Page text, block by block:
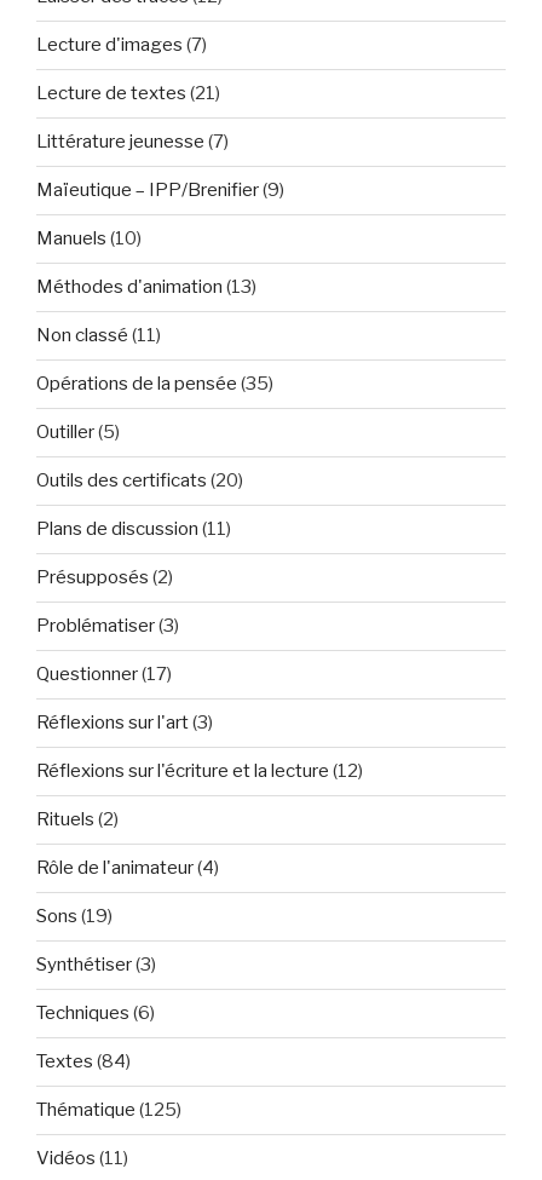
Lecture d'images (7)
Lecture de textes (21)
Littérature jeunesse (7)
Maïeutique – IPP/Brenifier(9)
Manuels (10)
Méthodes d'animation (13)
Non classé (11)
Opérations de la pensée (35)
Outiller(5)
Outils des certificats (20)
Plans de discussion (11)
Présupposés (2)
Problématiser(3)
Questionner(17)
Réflexions sur l'art(3)
Réflexions sur l'écriture et la lecture (12)
Rituels (2)
Rôle de l'animateur(4)
Sons (19)
Synthétiser(3)
Techniques (6)
Textes (84)
Thématique (125)
Vidéos (11)